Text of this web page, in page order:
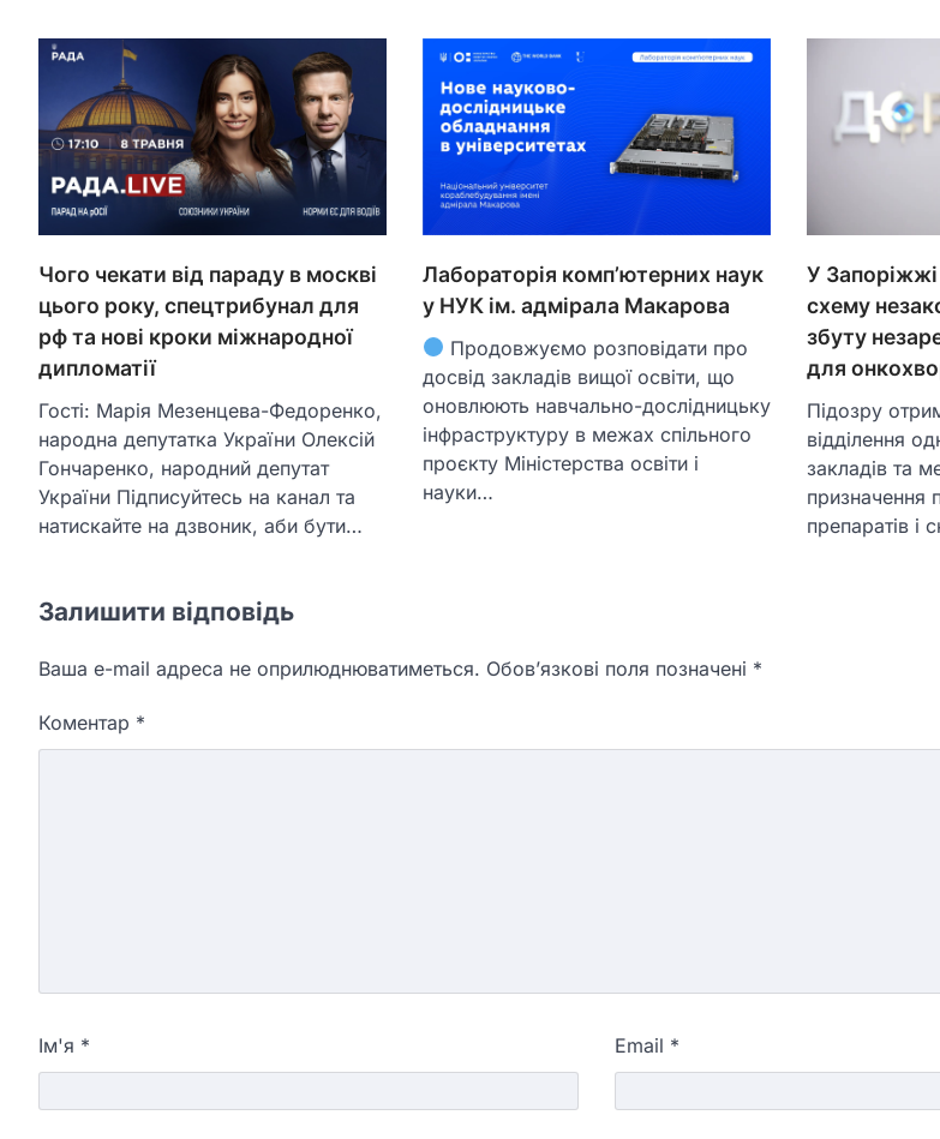
Чого чекати від параду в москві
цього року, спецтрибунал для
рф та нові кроки міжнародної
дипломатії
Гості: Марія Мезенцева-Федоренко,
народна депутатка України Олексій
Гончаренко, народний депутат
України Підписуйтесь на канал та
натискайте на дзвоник, аби бути…
Лабораторія комп’ютерних наук
у НУК ім. адмірала Макарова
Продовжуємо розповідати про
досвід закладів вищої освіти, що
оновлюють навчально-дослідницьку
інфраструктуру в межах спільного
проєкту Міністерства освіти і
науки…
У Запоріжжі
схему
збуту
для
Підозру
відділення
закладів та
призначення
препаратів і
Залишити відповідь
Ваша e-mail адреса не оприлюднюватиметься. Обов’язкові поля позначені *
Коментар *
Ім'я * Email *